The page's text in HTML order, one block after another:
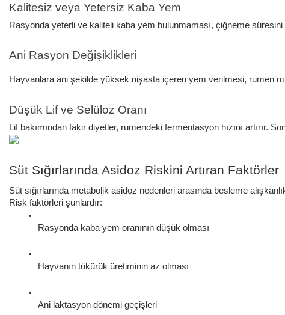
Kalitesiz veya Yetersiz Kaba Yem
Rasyonda yeterli ve kaliteli kaba yem bulunmaması, çiğneme
Ani Rasyon Değişiklikleri
Hayvanlara ani şekilde yüksek nişasta içeren yem verilmesi, rumen
Düşük Lif ve Selüloz Oranı
Lif bakımından fakir diyetler, rumendeki fermentasyon hızını artırır.
Süt Sığırlarında Asidoz Riskini Artıran Faktörler
Süt sığırlarında metabolik asidoz nedenleri arasında besleme
Risk faktörleri şunlardır:
Rasyonda kaba yem oranının düşük olması
Hayvanın tükürük üretiminin az olması
Ani laktasyon dönemi geçişleri